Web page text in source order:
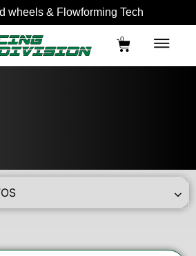
wheels & Flowforming Tech
0